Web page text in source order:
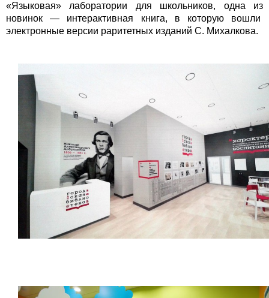
«Языковая» лаборатории для школьников, одна из
новинок — интерактивная книга, в которую вошли
электронные версии раритетных изданий С. Михалкова.